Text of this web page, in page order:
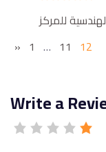
للمركز
« 1 … 11 12
Write a